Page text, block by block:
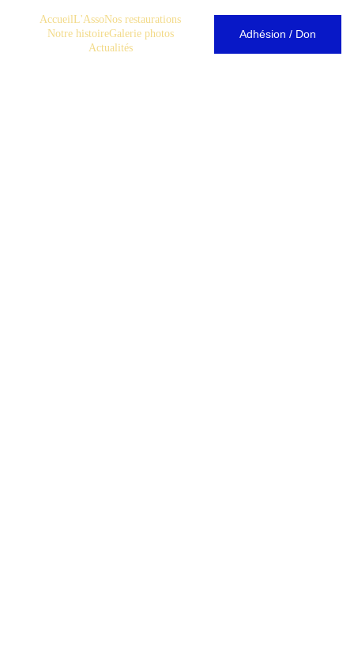
Accueil
AccueilL'AssoNos restaurations
Notre histoireGalerie photos
Actualités
Adhésion / Don